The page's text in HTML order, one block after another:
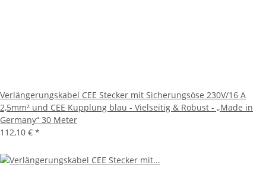
Verlängerungskabel CEE Stecker mit Sicherungsöse 230V/16 A
2,5mm² und CEE Kupplung blau - Vielseitig & Robust - „Made in
Germany“ 30 Meter
112,10 € *